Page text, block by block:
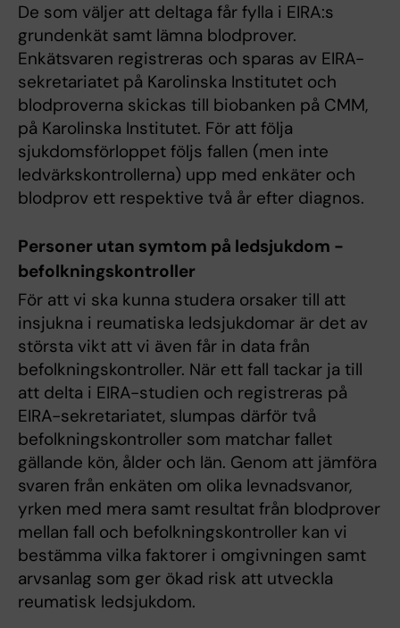
De som väljer att deltaga får fylla i EIRA:s
grundenkät samt lämna blodprover.
Enkätsvaren registreras och sparas av EIRA-
sekretariatet på Karolinska Institutet och
blodproverna skickas till biobanken på CMM,
på Karolinska Institutet. För att följa
sjukdomsförloppet följs fallen (men inte
ledvärkskontrollerna) upp med enkäter och
blodprov ett respektive två år efter diagnos.
Personer utan symtom på ledsjukdom -
befolkningskontroller
För att vi ska kunna studera orsaker till att
insjukna i reumatiska ledsjukdomar är det av
största vikt att vi även får in data från
befolkningskontroller. När ett fall tackar ja till
att delta i EIRA-studien och registreras på
EIRA-sekretariatet, slumpas därför två
befolkningskontroller som matchar fallet
gällande kön, ålder och län. Genom att jämföra
svaren från enkäten om olika levnadsvanor,
yrken med mera samt resultat från blodprover
mellan fall och befolkningskontroller kan vi
bestämma vilka faktorer i omgivningen samt
arvsanlag som ger ökad risk att utveckla
reumatisk ledsjukdom.